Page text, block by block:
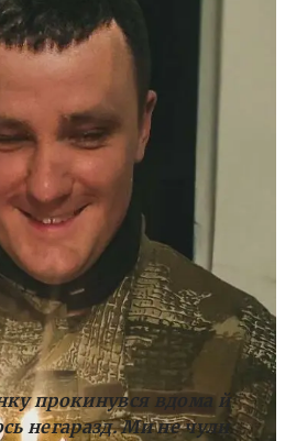
прокинувся вдома й
негаразд. Ми не чули